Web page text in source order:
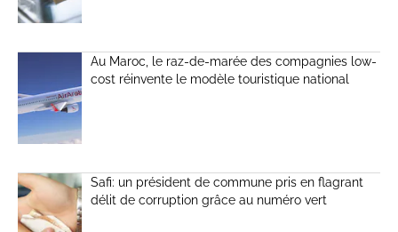
Au Maroc, le raz-de-marée des compagnies low-
cost réinvente le modèle touristique national
Safi: un président de commune pris en flagrant
délit de corruption grâce au numéro vert